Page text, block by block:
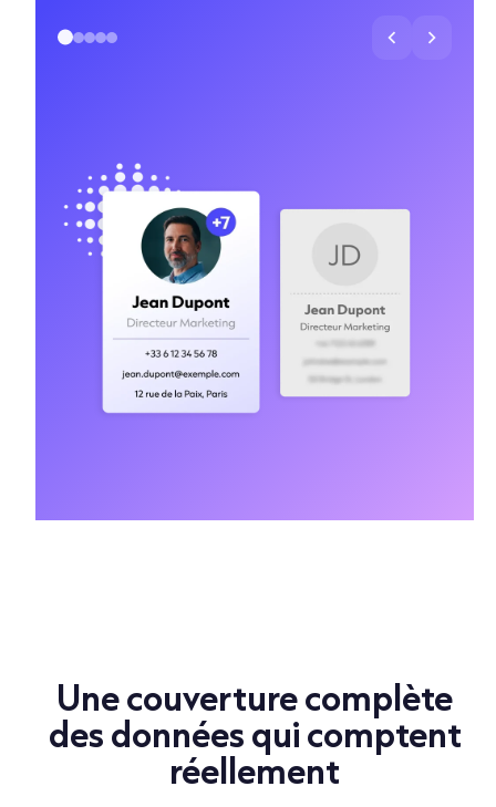
Une couverture complète
des données qui comptent
réellement